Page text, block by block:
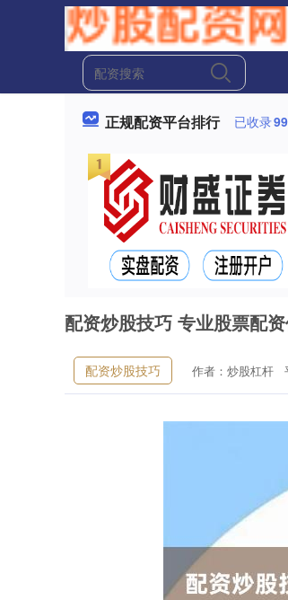
正规配资平台排行 已收录
配资炒股技巧 专业股票配
配资炒股技巧 作者：炒股杠杆